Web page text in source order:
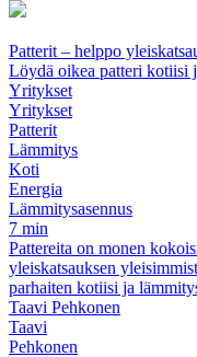
Patterit – helppo
Löydä oikea patteri kotiisi
Yritykset
Yritykset
Patterit
Lämmitys
Koti
Energia
Lämmitysasennus
7 min
Pattereita on monen
yleiskatsauksen
parhaiten kotiisi ja
Taavi Pehkonen
Taavi
Pehkonen